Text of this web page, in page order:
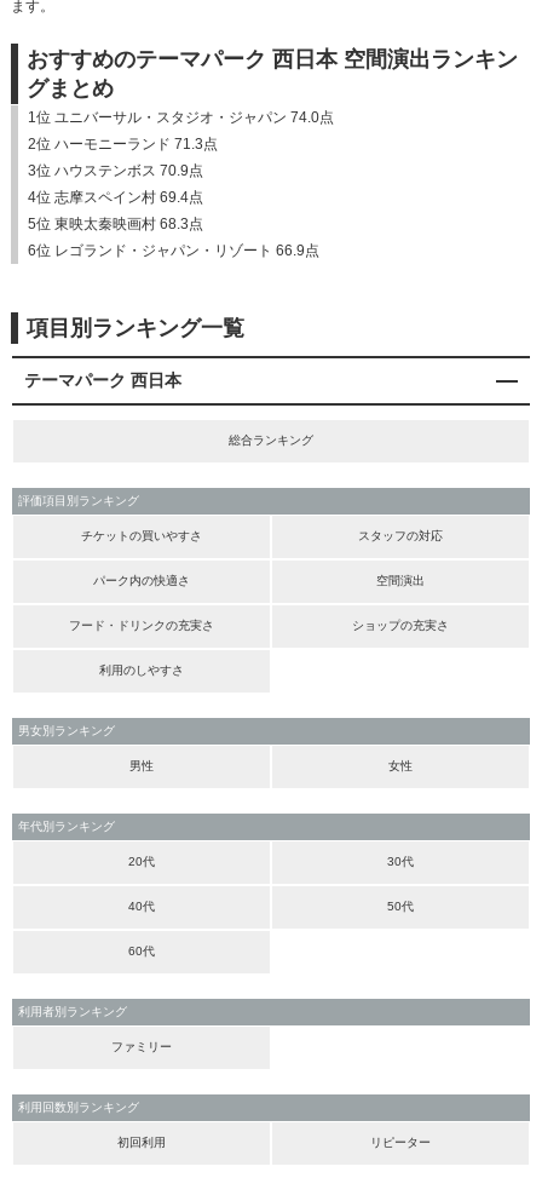
ます。
おすすめのテーマパーク 西日本 空間演出ランキン
グまとめ
1位 ユニバーサル・スタジオ・ジャパン 74.0点
2位 ハーモニーランド 71.3点
3位 ハウステンボス 70.9点
4位 志摩スペイン村 69.4点
5位 東映太秦映画村 68.3点
6位 レゴランド・ジャパン・リゾート 66.9点
項目別ランキング一覧
テーマパーク 西日本
総合ランキング
評価項目別ランキング
チケットの買いやすさ スタッフの対応
パーク内の快適さ 空間演出
フード・ドリンクの充実さ ショップの充実さ
利用のしやすさ
男女別ランキング
男性 女性
年代別ランキング
20代 30代
40代 50代
60代
利用者別ランキング
ファミリー
利用回数別ランキング
初回利用 リピーター